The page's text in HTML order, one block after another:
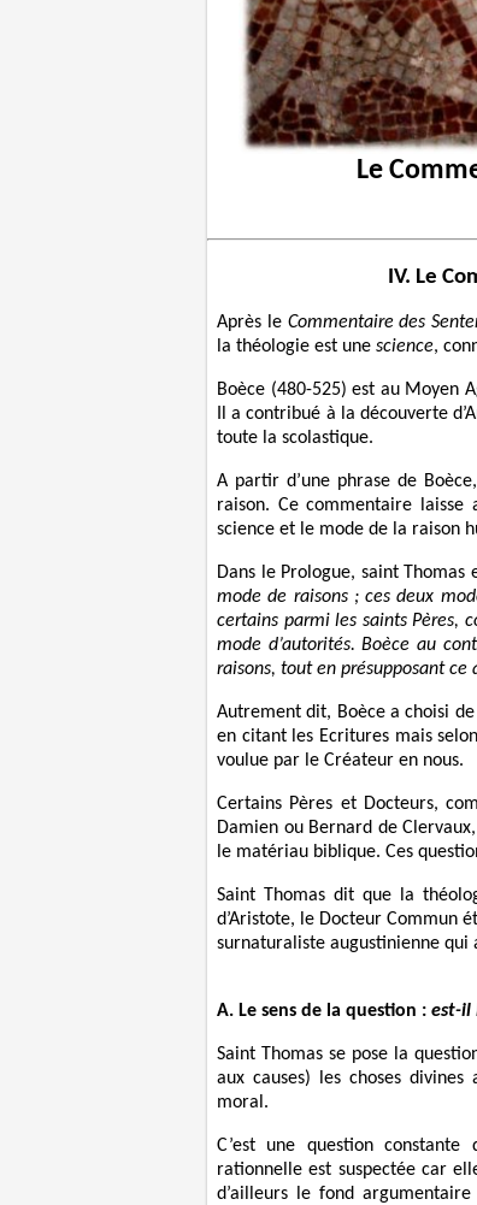
Le
IV. Le
Après le Commentaire des
la théologie est une science,
Boèce (480-525) est au Moyen
Il a contribué à la découverte
toute la scolastique.
A partir d’une phrase de
raison. Ce commentaire
science et le mode de la raison
Dans le Prologue, saint
mode de raisons ; ces deux
certains parmi les saints Pères,
mode d’autorités. Boèce au
raisons, tout en présupposant
Autrement dit, Boèce a choisi
en citant les Ecritures mais
voulue par le Créateur en nous.
Certains Pères et Docteurs,
Damien ou Bernard de
le matériau biblique. Ces
Saint Thomas dit que la
d’Aristote, le Docteur Commun
surnaturaliste augustinienne qui
A. Le sens de la question : est-il
Saint Thomas se pose la
aux causes) les choses
moral.
C’est une question
rationnelle est suspectée car
d’ailleurs le fond